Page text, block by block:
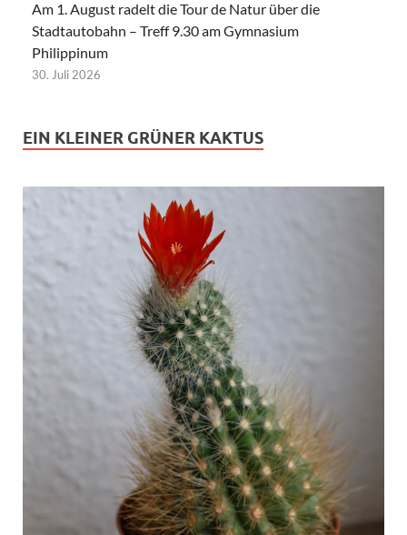
Am 1. August radelt die Tour de Natur über die
Stadtautobahn – Treff 9.30 am Gymnasium
Philippinum
30. Juli 2026
EIN KLEINER GRÜNER KAKTUS